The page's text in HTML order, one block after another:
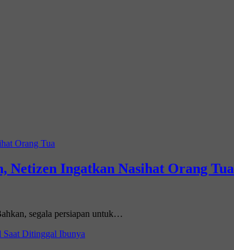
Ingatkan Nasihat Orang Tua
segala persiapan untuk…